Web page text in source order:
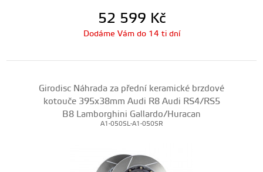
52 599 Kč
Dodáme Vám do 14 ti dní
Girodisc Náhrada za přední keramické brzdové
kotouče 395x38mm Audi R8 Audi RS4/RS5
B8 Lamborghini Gallardo/Huracan
A1-050SL-A1-050SR